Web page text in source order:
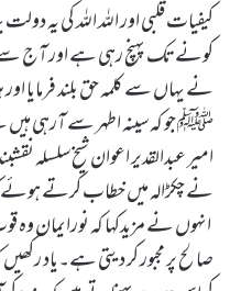
کیفیات قلبی اور اللہ اللہ کی یہ
کونے تک پہنچ رہی ہے اور آج سے
نے یہاں سے کلمہ حق بلند فرمایا
ﷺ جو کہ سینہ اطہر سے آرہی ہیں
امیر عبدالقدیر اعوان شیخ سلسلہ
نے چکڑالہ میں خطاب کرتے ہوئے
انہوں نے مزیدکہا کہ
صالح پر مجبور کر دیتی ہے۔یاد